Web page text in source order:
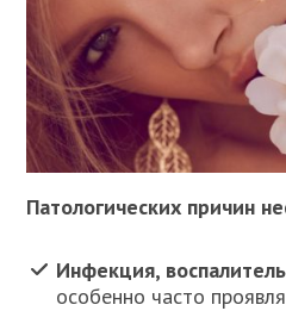
Патологических причин
Инфекция,
особенно часто